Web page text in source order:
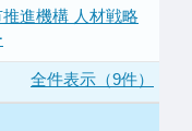
進機構 人材戦略
全件表示（9件）